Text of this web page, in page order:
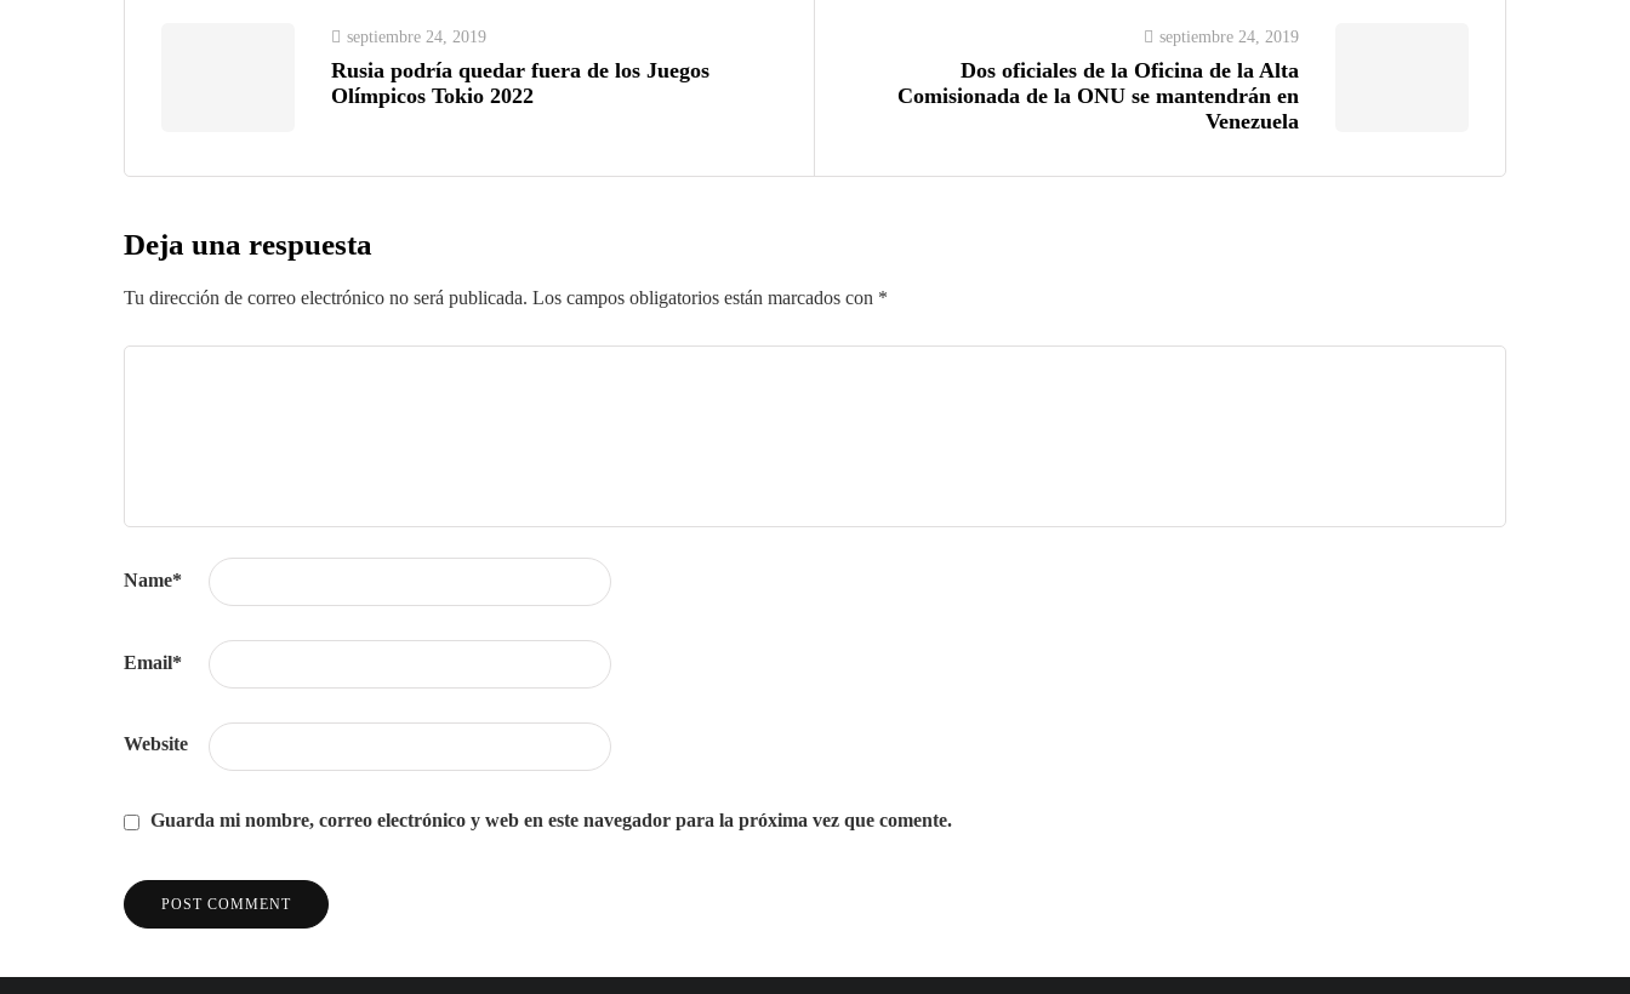
septiembre 24, 2019
Rusia podría quedar fuera de los Juegos
Olímpicos Tokio 2022
septiembre 24, 2019
Dos oficiales de la Oficina de la Alta
Comisionada de la ONU se mantendrán en
Venezuela
Deja una respuesta
Tu dirección de correo electrónico no será publicada. Los campos obligatorios están marcados con *
Name*
Email*
Website
Guarda mi nombre, correo electrónico y web en este navegador para la próxima vez que comente.